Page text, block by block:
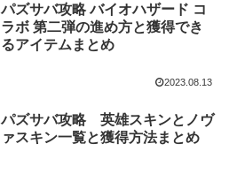
パズサバ攻略 バイオハザード コ
ラボ 第二弾の進め方と獲得でき
るアイテムまとめ
2023.08.13
パズサバ攻略 英雄スキンとノヴ
ァスキン一覧と獲得方法まとめ